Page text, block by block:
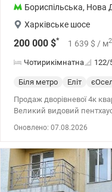
Бориспільська, Нова
Харківське шосе
200 000 $* 1 639 $ / м2
Чотирикімнатна 122/
Біля метро Еліт
Продаж дворівневої 4к
Великий видовий
балкони. В кожній
бойлери. Всі меблі та
Будинок було збудовано
технологією. Вже
Оновлено: 07.08.2026